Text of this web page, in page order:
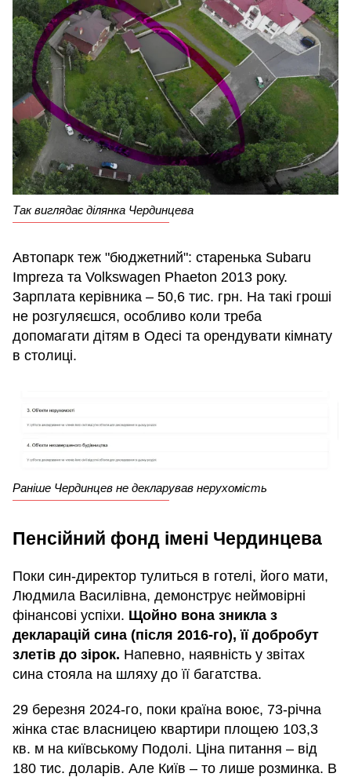
Так виглядає ділянка Чердинцева
Автопарк теж "бюджетний": старенька Subaru
Impreza та Volkswagen Phaeton 2013 року.
Зарплата керівника – 50,6 тис. грн. На такі гроші
не розгуляєшся, особливо коли треба
допомагати дітям в Одесі та орендувати кімнату
в столиці.
Раніше Чердинцев не декларував нерухомість
Пенсійний фонд імені Чердинцева
Поки син-директор тулиться в готелі, його мати,
Людмила Василівна, демонструє неймовірні
фінансові успіхи. Щойно вона зникла з
декларацій сина (після 2016-го), її добробут
злетів до зірок. Напевно, наявність у звітах
сина стояла на шляху до її багатства.
29 березня 2024-го, поки країна воює, 73-річна
жінка стає власницею квартири площею 103,3
кв. м на київському Подолі. Ціна питання – від
180 тис. доларів. Але Київ – то лише розминка. В